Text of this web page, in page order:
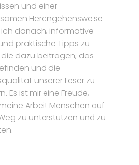
und einer
Herangehensweise
danach, informative
praktische Tipps zu
die dazu beitragen, das
und die
unserer Leser zu
Es ist mir eine Freude,
Arbeit Menschen auf
zu unterstützen und zu